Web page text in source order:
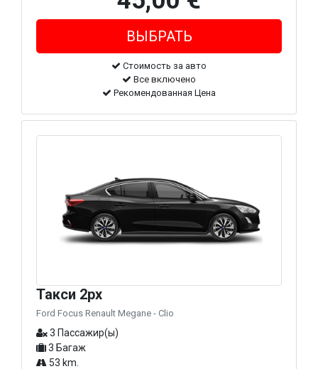
Стоимость за авто
Все включено
Рекомендованная Цена
Такси 2px
Ford Focus Renault Megane - Clio
3 Пассажир(ы)
3 Багаж
53 km.